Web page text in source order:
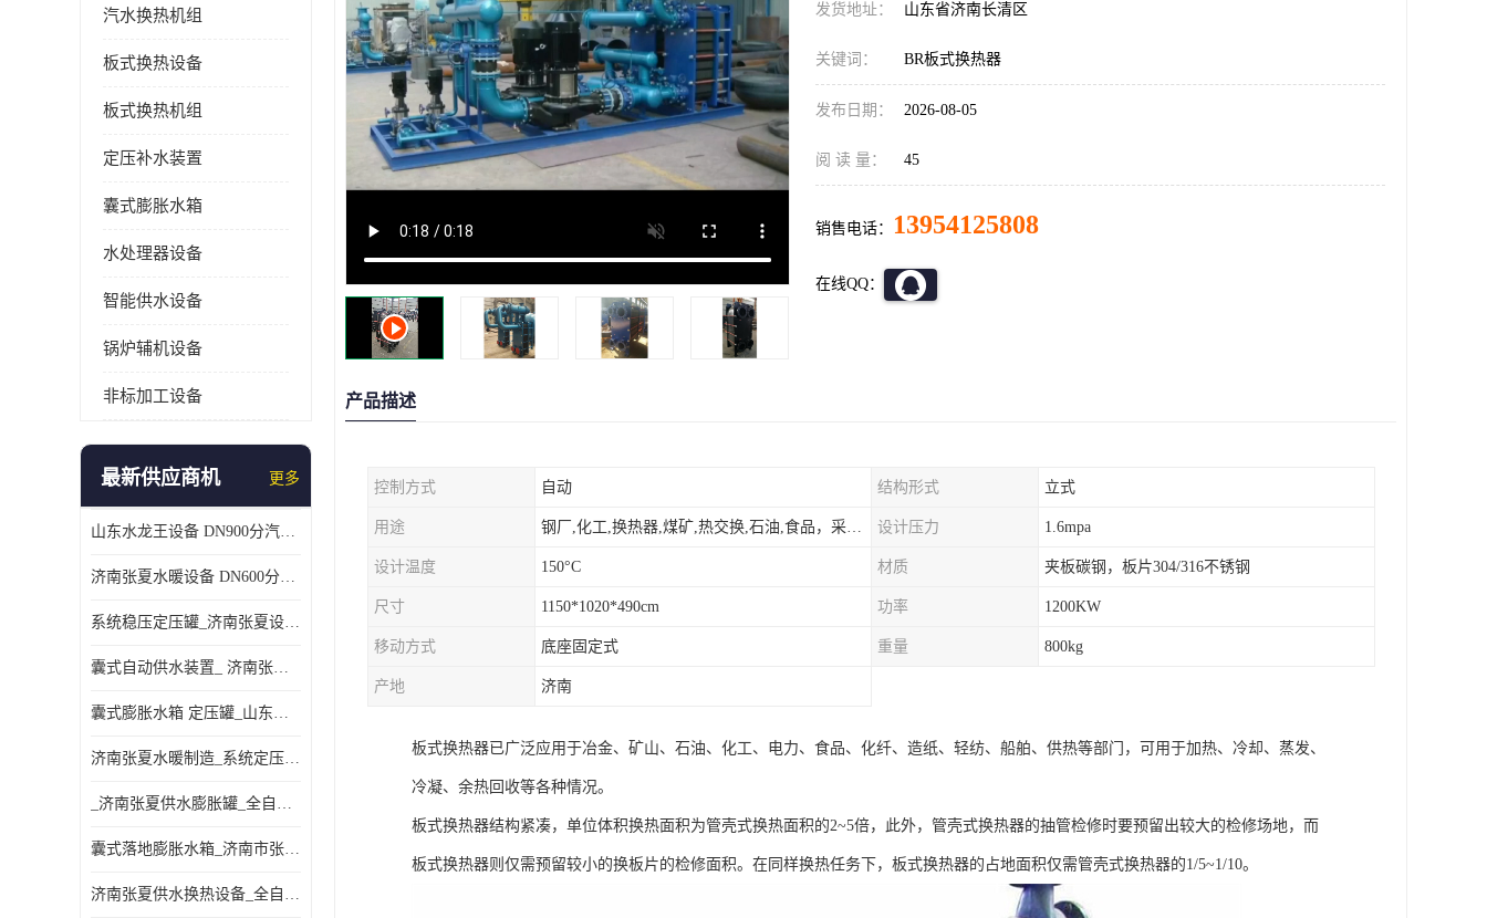
汽水换热机组
板式换热设备
板式换热机组
定压补水装置
囊式膨胀水箱
水处理器设备
智能供水设备
锅炉辅机设备
非标加工设备
最新供应商机 更多
山东水龙王设备 DN900分汽缸 分集水器
济南张夏水暖设备 DN600分汽缸 分集水器
系统稳压定压罐_济南张夏设备厂家_采暖空调系统
囊式自动供水装置_ 济南张夏水暖设备
囊式膨胀水箱 定压罐_山东水龙王设备销售
济南张夏水暖制造_系统定压装置 定压罐
_济南张夏供水膨胀罐_全自动定压排气机组
囊式落地膨胀水箱_济南市张夏水暖器材厂
济南张夏供水换热设备_全自动定压脱气装置
发货地址： 山东省济南长清区
关键词： BR板式换热器
发布日期： 2026-08-05
阅 读 量： 45
销售电话： 13954125808
在线QQ：
产品描述
控制方式 自动 结构形式 立式
用途 钢厂,化工,换热器,煤矿,热交换,石油,食品，采暖.供热.空调。 设计压力 1.6mpa
设计温度 150°C 材质 夹板碳钢，板片304/316不锈钢
尺寸 1150*1020*490cm 功率 1200KW
移动方式 底座固定式 重量 800kg
产地 济南
板式换热器已广泛应用于冶金、矿山、石油、化工、电力、食品、化纤、造纸、轻纺、船舶、供热等部门，可用于加热、冷却、蒸发、
冷凝、余热回收等各种情况。
板式换热器结构紧凑，单位体积换热面积为管壳式换热面积的2~5倍，此外，管壳式换热器的抽管检修时要预留出较大的检修场地，而
板式换热器则仅需预留较小的换板片的检修面积。在同样换热任务下，板式换热器的占地面积仅需管壳式换热器的1/5~1/10。